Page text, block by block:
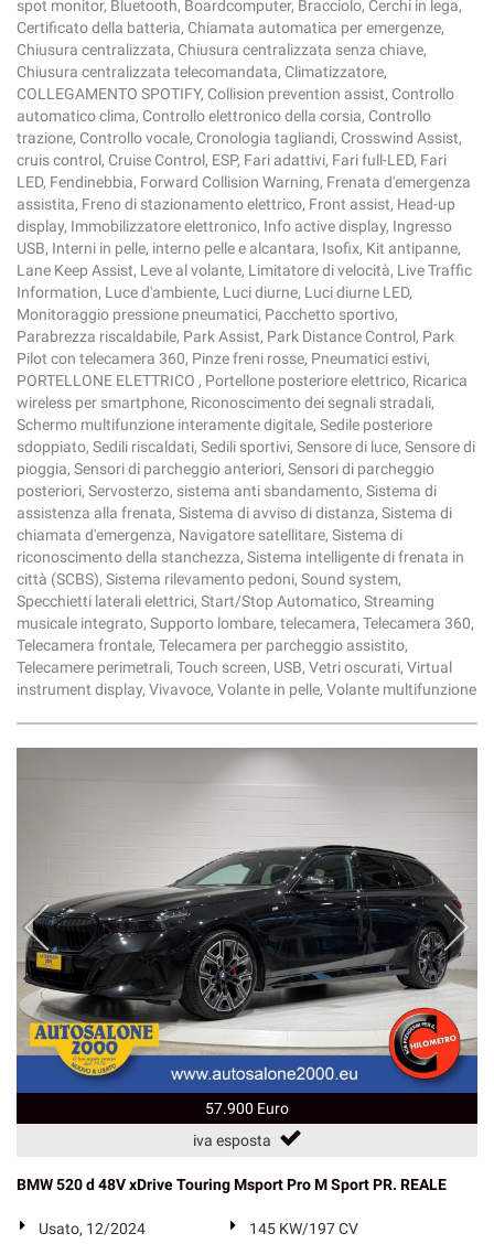
spot monitor, Bluetooth, Boardcomputer, Bracciolo, Cerchi in lega,
Certificato della batteria, Chiamata automatica per emergenze,
Chiusura centralizzata, Chiusura centralizzata senza chiave,
Chiusura centralizzata telecomandata, Climatizzatore,
COLLEGAMENTO SPOTIFY, Collision prevention assist, Controllo
automatico clima, Controllo elettronico della corsia, Controllo
trazione, Controllo vocale, Cronologia tagliandi, Crosswind Assist,
cruis control, Cruise Control, ESP, Fari adattivi, Fari full-LED, Fari
LED, Fendinebbia, Forward Collision Warning, Frenata d'emergenza
assistita, Freno di stazionamento elettrico, Front assist, Head-up
display, Immobilizzatore elettronico, Info active display, Ingresso
USB, Interni in pelle, interno pelle e alcantara, Isofix, Kit antipanne,
Lane Keep Assist, Leve al volante, Limitatore di velocità, Live Traffic
Information, Luce d'ambiente, Luci diurne, Luci diurne LED,
Monitoraggio pressione pneumatici, Pacchetto sportivo,
Parabrezza riscaldabile, Park Assist, Park Distance Control, Park
Pilot con telecamera 360, Pinze freni rosse, Pneumatici estivi,
PORTELLONE ELETTRICO , Portellone posteriore elettrico, Ricarica
wireless per smartphone, Riconoscimento dei segnali stradali,
Schermo multifunzione interamente digitale, Sedile posteriore
sdoppiato, Sedili riscaldati, Sedili sportivi, Sensore di luce, Sensore di
pioggia, Sensori di parcheggio anteriori, Sensori di parcheggio
posteriori, Servosterzo, sistema anti sbandamento, Sistema di
assistenza alla frenata, Sistema di avviso di distanza, Sistema di
chiamata d'emergenza, Navigatore satellitare, Sistema di
riconoscimento della stanchezza, Sistema intelligente di frenata in
città (SCBS), Sistema rilevamento pedoni, Sound system,
Specchietti laterali elettrici, Start/Stop Automatico, Streaming
musicale integrato, Supporto lombare, telecamera, Telecamera 360,
Telecamera frontale, Telecamera per parcheggio assistito,
Telecamere perimetrali, Touch screen, USB, Vetri oscurati, Virtual
instrument display, Vivavoce, Volante in pelle, Volante multifunzione
57.900 Euro
iva esposta
BMW 520 d 48V xDrive Touring Msport Pro M Sport PR. REALE
Usato, 12/2024 145 KW/197 CV